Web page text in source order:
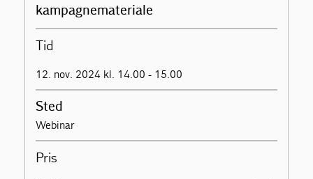
kampagnemateriale
Tid
12. nov. 2024 kl. 14.00 - 15.00
Sted
Webinar
Pris